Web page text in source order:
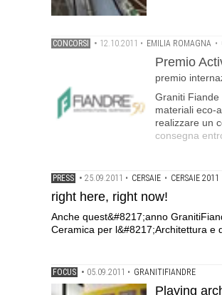
CONCORSI • 12.10.2011 • EMILIA ROMAGNA •
Premio
premio
Graniti Fiande
materiali eco-
realizzare un
consegna
PRESS • 25.09.2011 • CERSAIE • CERSAIE 2011
right here, right now!
Anche quest&#8217;anno
Ceramica per l&#8217;Architettura e
FOCUS • 05.09.2011 • GRANITIFIANDRE
Playing